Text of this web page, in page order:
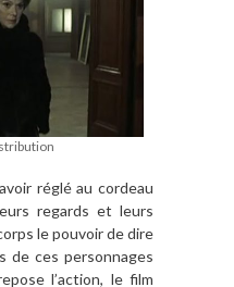
réglé au cordeau
regards et leurs
le pouvoir de dire
de ces personnages
l’action, le film